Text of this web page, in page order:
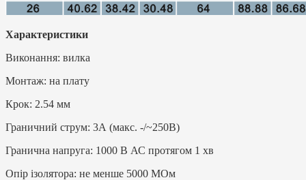
Характеристики
Виконання: вилка
Монтаж: на плату
Крок: 2.54 мм
Граничний струм: 3А (макс. -/~250В)
Гранична напруга: 1000 В АС протягом 1 хв
Опір ізолятора: не менше 5000 МОм